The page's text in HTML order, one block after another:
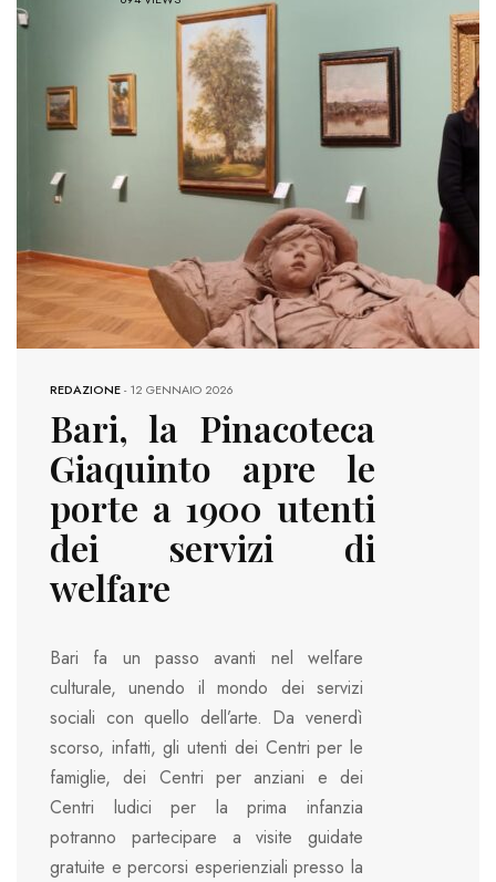
REDAZIONE-12 GENNAIO 2026
Bari, la Pinacoteca
Giaquinto apre le
porte a 1900 utenti
dei servizi di
welfare
Bari fa un passo avanti nel welfare
culturale, unendo il mondo dei servizi
sociali con quello dell’arte. Da venerdì
scorso, infatti, gli utenti dei Centri per le
famiglie, dei Centri per anziani e dei
Centri ludici per la prima infanzia
potranno partecipare a visite guidate
gratuite e percorsi esperienziali presso la